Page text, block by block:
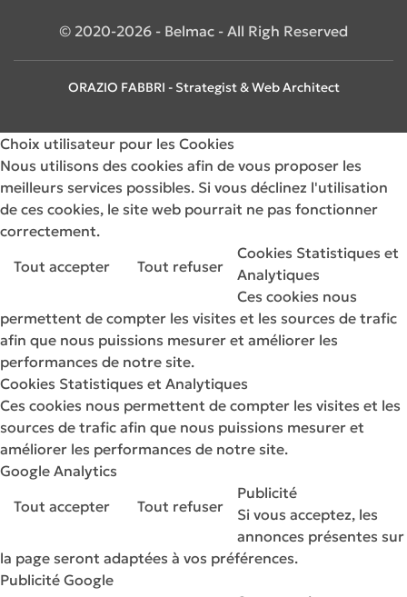
© 2020-2026 - Belmac - All Righ Reserved
ORAZIO FABBRI - Strategist & Web Architect
Choix utilisateur pour les Cookies
Nous utilisons des cookies afin de vous proposer les
meilleurs services possibles. Si vous déclinez l'utilisation
de ces cookies, le site web pourrait ne pas fonctionner
correctement.
Tout accepter
Tout refuser
Cookies Statistiques et
Analytiques
Ces cookies nous
permettent de compter les visites et les sources de trafic
afin que nous puissions mesurer et améliorer les
performances de notre site.
Cookies Statistiques et Analytiques
Ces cookies nous permettent de compter les visites et les
sources de trafic afin que nous puissions mesurer et
améliorer les performances de notre site.
Google Analytics
Tout accepter
Tout refuser
Publicité
Si vous acceptez, les
annonces présentes sur
la page seront adaptées à vos préférences.
Publicité Google